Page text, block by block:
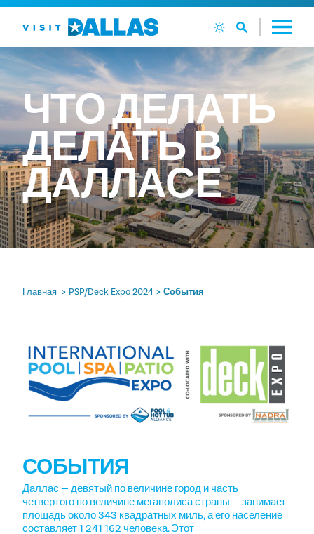
Перейти к содержанию
ЧТОДЕЛАТЬ
ДЕЛАТЬВ
ДАЛЛАСЕ
Главная PSP/Deck Expo 2024 События
СОБЫТИЯ
Даллас — девятый по величине город и часть
четвертого по величине мегаполиса страны — занимает
площадь около 343 квадратных миль, а его население
составляет 1 241 162 человека. Этот